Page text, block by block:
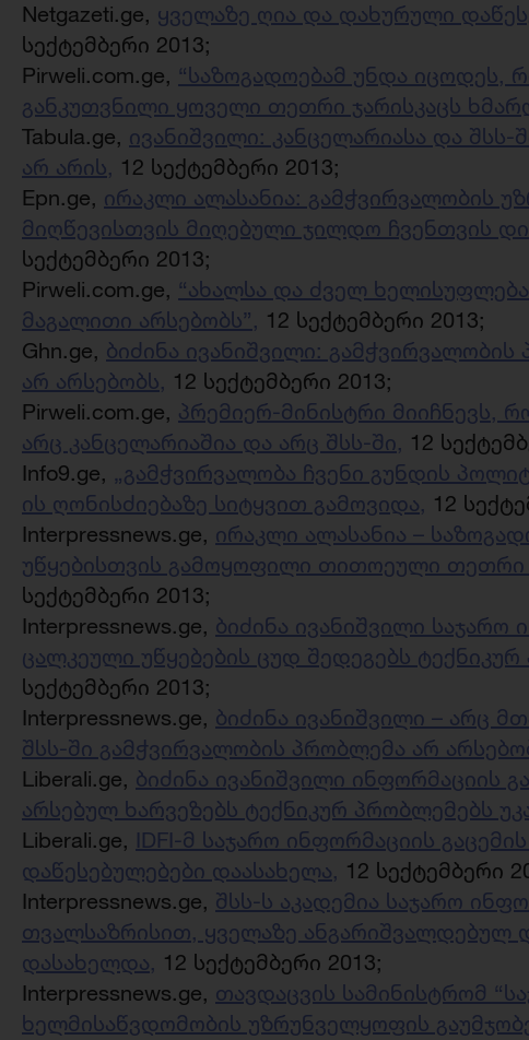
Netgazeti.ge, ყველაზე ღია და დახურული
სექტემბერი 2013;
Pirweli.com.ge, “საზოგადოებამ უნდა იცოდეს,
განკუთვნილი ყოველი თეთრი ჯარისკაცს
Tabula.ge, ივანიშვილი: კანცელარიასა და
არ არის, 12 სექტემბერი 2013;
Epn.ge, ირაკლი ალასანია: გამჭვირვალობის
მიღწევისთვის მიღებული ჯილდო ჩვენთვის
სექტემბერი 2013;
Pirweli.com.ge, “ახალსა და ძველ
მაგალითი არსებობს”, 12 სექტემბერი 2013;
Ghn.ge, ბიძინა ივანიშვილი:
არ არსებობს, 12 სექტემბერი 2013;
Pirweli.com.ge, პრემიერ-მინისტრი მიიჩნევს,
არც კანცელარიაშია და არც შსს-ში, 12
Info9.ge, „გამჭვირვალობა ჩვენი გუნდის
ის ღონისძიებაზე სიტყვით გამოვიდა, 12
Interpressnews.ge, ირაკლი ალასანია –
უწყებისთვის გამოყოფილი თითოეული თეთრი
სექტემბერი 2013;
Interpressnews.ge, ბიძინა ივანიშვილი საჯარო
ცალკეული უწყებების ცუდ შედეგებს
სექტემბერი 2013;
Interpressnews.ge, ბიძინა ივანიშვილი – არც
შსს-ში გამჭვირვალობის პრობლემა არ
Liberali.ge, ბიძინა ივანიშვილი ინფორმაციის
არსებულ ხარვეზებს ტექნიკურ პრობლემებს
Liberali.ge, IDFI-მ საჯარო ინფორმაციის
დაწესებულებები დაასახელა, 12 სექტემბერი
Interpressnews.ge, შსს-ს აკადემია საჯარო
თვალსაზრისით, ყველაზე ანგარიშვალდებულ
დასახელდა, 12 სექტემბერი 2013;
Interpressnews.ge, თავდაცვის სამინისტრომ
ხელმისაწვდომობის უზრუნველყოფის